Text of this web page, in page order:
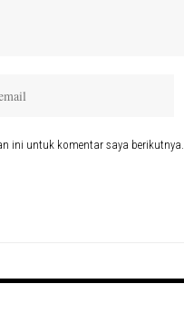
ini untuk komentar saya berikutnya.